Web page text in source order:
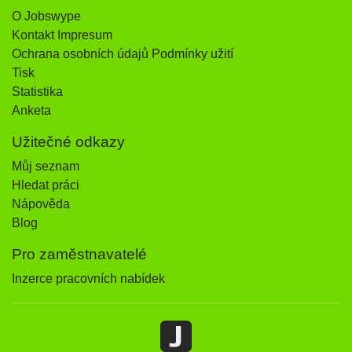
O Jobswype
Kontakt Impresum
Ochrana osobních údajů Podmínky užití
Tisk
Statistika
Anketa
Užitečné odkazy
Můj seznam
Hledat práci
Nápověda
Blog
Pro zaměstnavatelé
Inzerce pracovních nabídek